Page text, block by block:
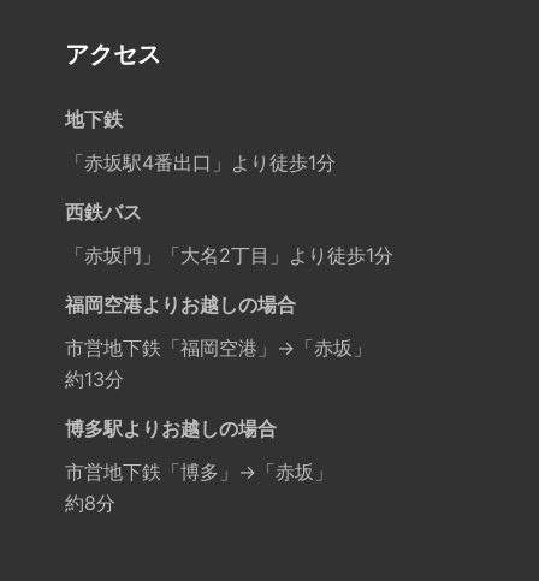
アクセス
地下鉄
「赤坂駅4番出口」より徒歩1分
西鉄バス
「赤坂門」「大名2丁目」より徒歩1分
福岡空港よりお越しの場合
市営地下鉄「福岡空港」→「赤坂」
約13分
博多駅よりお越しの場合
市営地下鉄「博多」→「赤坂」
約8分